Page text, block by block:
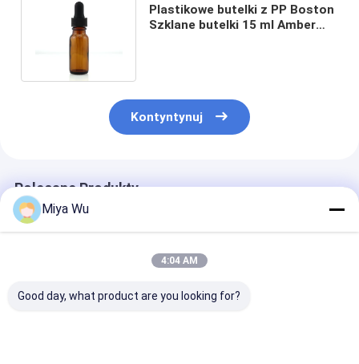
Plastikowe butelki z PP Boston
Szklane butelki 15 ml Amber
Kontyntynuj
Polecane Produkty
Miya Wu
4:04 AM
Good day, what product are you looking for?